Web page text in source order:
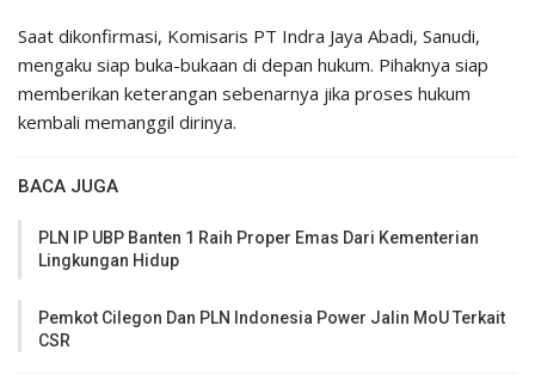
Saat dikonfirmasi, Komisaris PT Indra Jaya Abadi, Sanudi,
mengaku siap buka-bukaan di depan hukum. Pihaknya siap
memberikan keterangan sebenarnya jika proses hukum
kembali memanggil dirinya.
BACA JUGA
PLN IP UBP Banten 1 Raih Proper Emas Dari Kementerian
Lingkungan Hidup
Pemkot Cilegon Dan PLN Indonesia Power Jalin MoU Terkait
CSR